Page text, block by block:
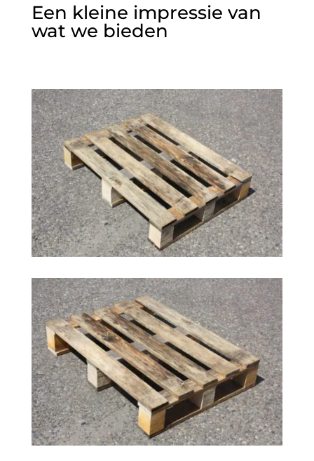
Een kleine impressie van
wat we bieden